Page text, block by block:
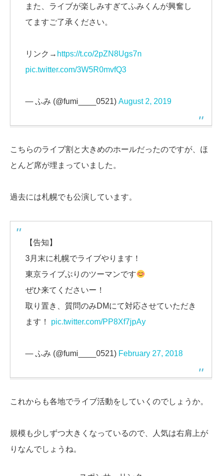
また、ライブが楽しみすぎてふみくんが興奮し
てますご了承ください。
リンク→ https://t.co/2pZN8Ugs7n
pic.twitter.com/3W5R0mvfQ3
— ふみ (@fumi____0521) August 2, 2019
こちらのライブ割と大きめのホールだったのですが、ほ
とんど席が埋まっていました。
過去には札幌でも公演しています。
【告知】
3月末に札幌でライブやります！
東京ライブぶりのツーマンです
ぜひ来てくださいー！
取り置き、質問のみDMにて対応させていただき
ます！ pic.twitter.com/PP8Xf7jpAy
— ふみ (@fumi____0521) February 27, 2018
これからも各地でライブ活動をしていくのでしょうか。
規模も少しずつ大きくなっているので、人気は右肩上が
りなんでしょうね。